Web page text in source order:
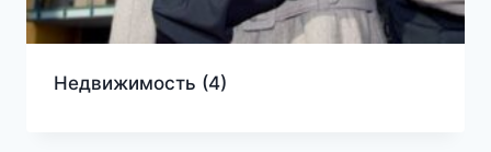
Недвижимость (4)